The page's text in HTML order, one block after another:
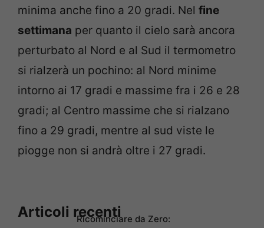
minima anche fino a 20 gradi. Nel fine
settimana per quanto il cielo sarà ancora
perturbato al Nord e al Sud il termometro
si rialzerà un pochino: al Nord minime
intorno ai 17 gradi e massime fra i 26 e 28
gradi; al Centro massime che si rialzano
fino a 29 gradi, mentre al sud viste le
piogge non si andrà oltre i 27 gradi.
Articoli recentiRicominciare da Zero: